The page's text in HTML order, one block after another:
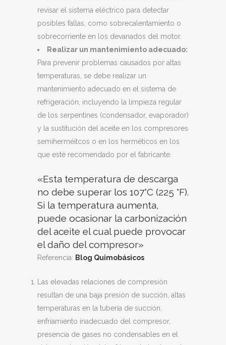
revisar el sistema eléctrico para detectar
posibles fallas, como sobrecalentamiento o
sobrecorriente en los devanados del motor.
Realizar un mantenimiento adecuado:
Para prevenir problemas causados por altas
temperaturas, se debe realizar un
mantenimiento adecuado en el sistema de
refrigeración, incluyendo la limpieza regular
de los serpentines (condensador, evaporador)
y la sustitución del aceite en los compresores
semiherméitcos o en los herméticos en los
que esté recomendado por el fabricante.
«Esta temperatura de descarga
no debe superar los 107°C (225 °F).
Si la temperatura aumenta,
puede ocasionar la carbonización
del aceite el cual puede provocar
el daño del compresor»
Referencia: Blog Quimobásicos
Las elevadas relaciones de compresión
resultan de una baja presión de succión, altas
temperaturas en la tubería de succión,
enfriamiento inadecuado del compresor,
presencia de gases no condensables en el